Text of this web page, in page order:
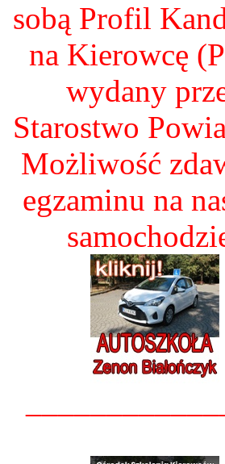
sobą Profil
na Kierowcę
wydany
Starostwo
Możliwość
egzaminu na